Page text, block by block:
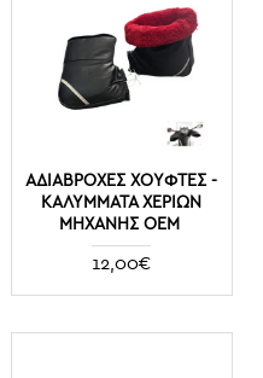
ΑΔΙΆΒΡΟΧΕΣ ΧΟΎΦΤΕΣ -
ΚΑΛΎΜΜΑΤΑ ΧΕΡΙΏΝ
ΜΗΧΑΝΉΣ OEM
12,00€